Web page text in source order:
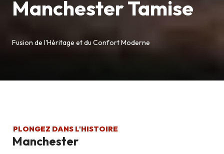
Manchester Tamise
Fusion de l'Héritage et du Confort Moderne
PLONGEZ DANS L'HISTOIRE
Manchester